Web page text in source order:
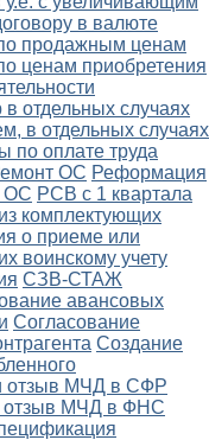
в валюте
продажным ценам
ценам приобретения
отдельных случаях
в отдельных случаях
по оплате труда
ОС Реформация
ОС РСВ с 1 квартала
комплектующих
о приеме или
воинскому учету
СЗВ-СТАЖ
авансовых
Согласование
Создание
отзыв МЧД в СФР
отзыв МЧД в ФНС